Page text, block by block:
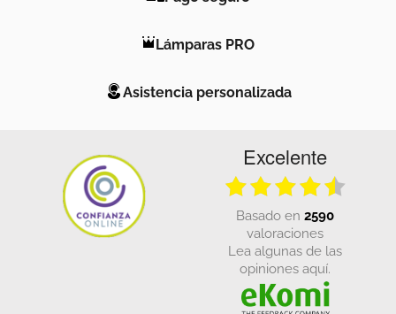
Lámparas PRO
Asistencia personalizada
Excelente
basado en 2590
valoraciones
Lea algunas de las
opiniones aquí.